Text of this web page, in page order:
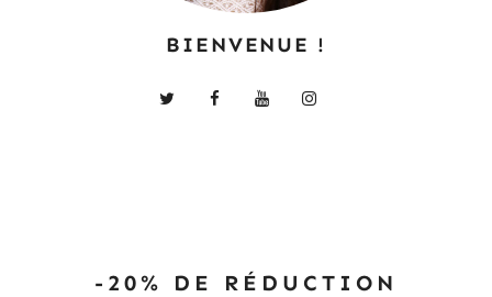
BIENVENUE !
-20% DE RÉDUCTION